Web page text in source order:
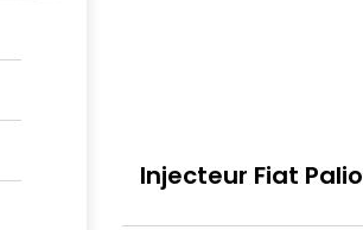
Injecteur Fiat Palio